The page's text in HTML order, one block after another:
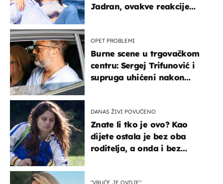
Jadran, ovakve reakcije
OPET PROBLEMI
Burne scene u trgovačkom
centru: Sergej Trifunović i
supruga uhićeni nakon
DANAS ŽIVI POVUČENO
Znate li tko je ovo? Kao
dijete ostala je bez oba
roditelja, a onda i bez
"VRUĆE JE OVDJE"